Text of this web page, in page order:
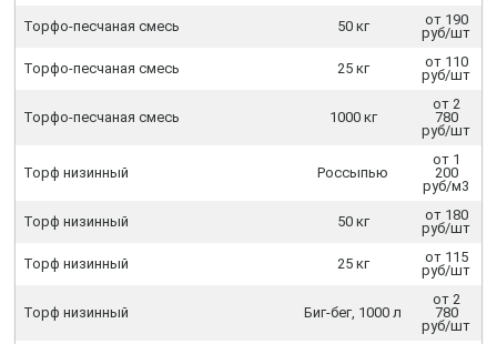
Торфо-песчаная смесь 50 кг
от 190
руб/шт
Торфо-песчаная смесь 25 кг
от 110
руб/шт
Торфо-песчаная смесь 1000 кг
от 2
780
руб/шт
Торф низинный Россыпью
от 1
200
руб/м3
Торф низинный 50 кг
от 180
руб/шт
Торф низинный 25 кг
от 115
руб/шт
Торф низинный Биг-бег, 1000 л
от 2
780
руб/шт